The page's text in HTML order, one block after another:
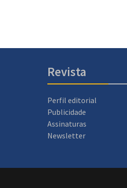
Revista
Perfil editorial
Publicidade
Assinaturas
Newsletter